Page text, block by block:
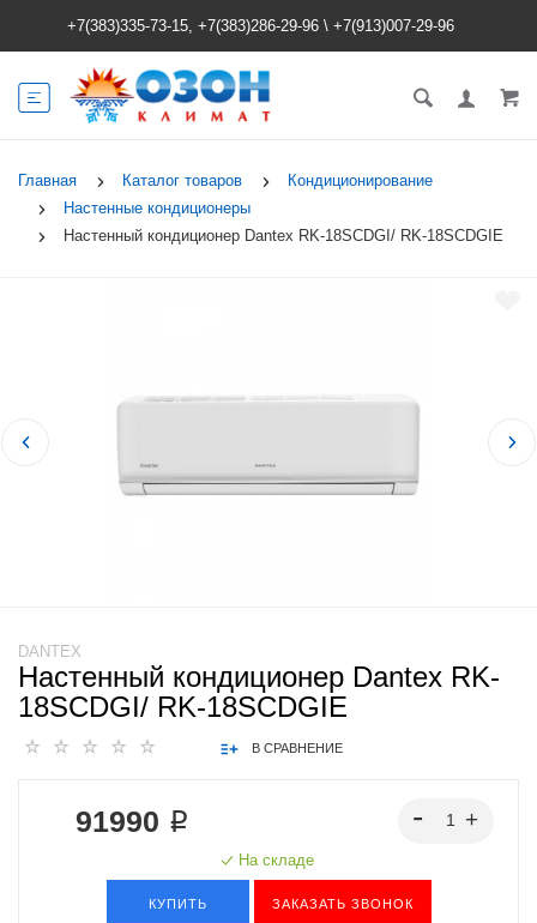
+7(383)335-73-15, +7(383)286-29-96 \ +7(913)007-29-96
Главная Каталог товаров
Кондиционирование
Настенные кондиционеры
Настенный кондиционер Dantex RK-18SCDGI/ RK-18SCDGIE
DANTEX
Настенный кондиционер Dantex RK-
18SCDGI/ RK-18SCDGIE
В СРАВНЕНИЕ
91990 ₽
На складе
КУПИТЬ ЗАКАЗАТЬ ЗВОНОК